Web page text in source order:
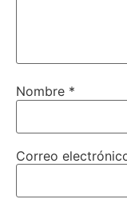
Nombre *
Correo